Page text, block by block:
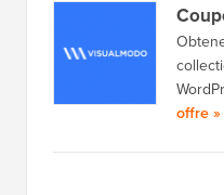
offre »